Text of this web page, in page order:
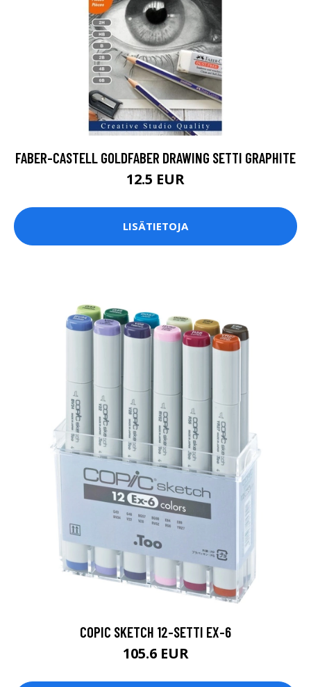
FABER-CASTELL GOLDFABER DRAWING SETTI GRAPHITE
12.5 EUR
LISÄTIETOJA
COPIC SKETCH 12-SETTI EX-6
105.6 EUR